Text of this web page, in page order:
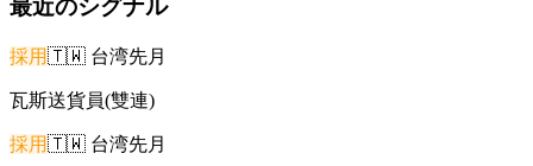
最近のシグナル
採用🇹🇼 台湾先月
瓦斯送貨員(雙連)
採用🇹🇼 台湾先月